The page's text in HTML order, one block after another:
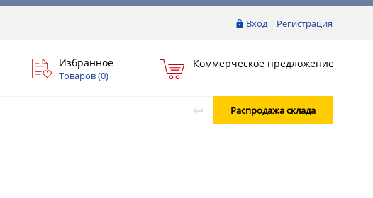
Вход| Регистрация
Избранное
Товаров (0)
Коммерческое предложение
Распродажа склада